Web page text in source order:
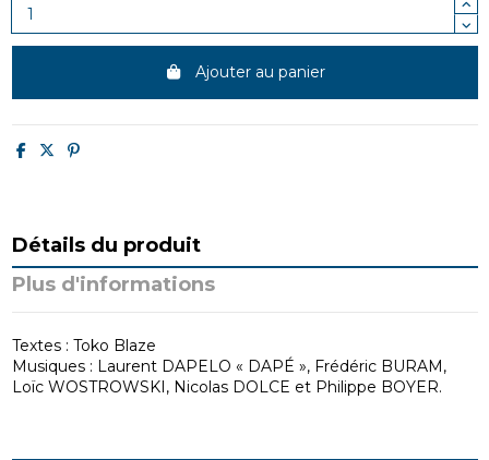
Ajouter au panier
Détails du produit
Plus d'informations
Textes : Toko Blaze
Musiques : Laurent DAPELO « DAPÉ », Frédéric BURAM,
Loïc WOSTROWSKI, Nicolas DOLCE et Philippe BOYER.